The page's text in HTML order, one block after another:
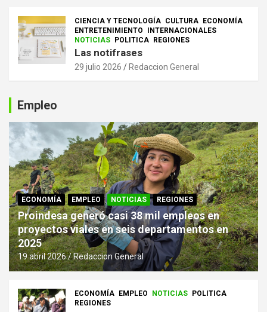
CIENCIA Y TECNOLOGÍA CULTURA ECONOMÍA
ENTRETENIMIENTO
INTERNACIONALES
NOTICIAS POLITICA REGIONES
Las notifrases
29 julio 2026 Redaccion General
Empleo
ECONOMÍA EMPLEO NOTICIAS REGIONES
Proindesa generó casi 38 mil empleos en
proyectos viales en seis departamentos en
2025
19 abril 2026 Redaccion General
ECONOMÍA EMPLEO NOTICIAS
POLITICA
REGIONES